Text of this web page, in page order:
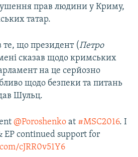
прав людини у Криму,
татар.
те, що президент (Петро
сказав щодо кримських
на це серйозно
щодо безпеки та питань
Шульц.
@Poroshenko at #MSC2016. I
EP continued support for
cJRR0v51Y6